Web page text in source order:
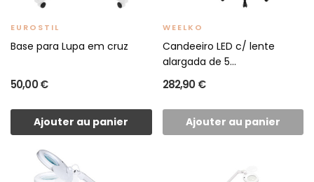
EUROSTIL
Base para Lupa em cruz
50,00 €
Ajouter au panier
WEELKO
Candeeiro LED c/ lente
alargada de 5...
282,90 €
Ajouter au panier